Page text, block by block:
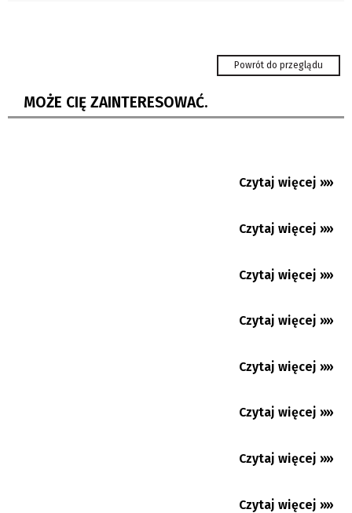
Powrót do przeglądu
MOŻE CIĘ ZAINTERESOWAĆ.
06.08.2026
Czytaj więcej »»
05.08.2026
Koszarzyska: Język polski na każdym kroku
Czytaj więcej »»
05.08.2026
Gorąco jak… w Egipcie
Czytaj więcej »»
05.08.2026
Czytaj więcej »»
05.08.2026
Cierlickie Lato Filmowe 2026. Cztery dni
Czytaj więcej »»
05.08.2026
Pop Art: Recenzja „Odysei” Christophera
Czytaj więcej »»
04.08.2026
Trzyniec: Věra Palkovská rezygnuje ze startu
Czytaj więcej »»
04.08.2026
Czytaj więcej »»
Jubileuszowa wystawa stonawskiej malarki
Chorwacja między wierszami (4) - Vela Luka